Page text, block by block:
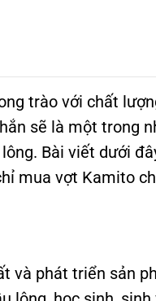
trào với chất
sẽ là một trong
Bài viết dưới
mua vợt Kamito
và phát triển sản